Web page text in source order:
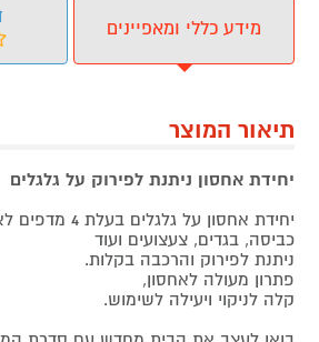
מידע כללי ומאפיינים
תיאור המוצר
יחידת אחסון ניתנת לפירוק על גלגלים
יחידת אחסון על גלגלים בעלת 4 מדפים לאחסון
כביסה, בגדים, צעצועים ועוד
ניתנת לפירוק והרכבה בקלות.
פתרון מעולה לאחסון,
קלה לניקוי ויעילה לשימוש.